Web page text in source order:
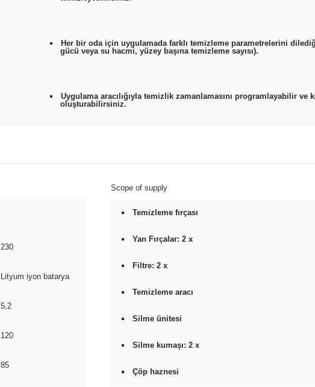
Her bir oda için uygulamada farklı temizleme parametrelerini
gücü veya su hacmi, yüzey başına temizleme sayısı).
Uygulama aracılığıyla temizlik zamanlamasını programlayabilir ve
oluşturabilirsiniz.
230
Lityum iyon batarya
5,2
120
85
Scope of supply
Temizleme fırçası
Yan Fırçalar: 2 x
Filtre: 2 x
Temizleme aracı
Silme ünitesi
Silme kumaşı: 2 x
Çöp haznesi